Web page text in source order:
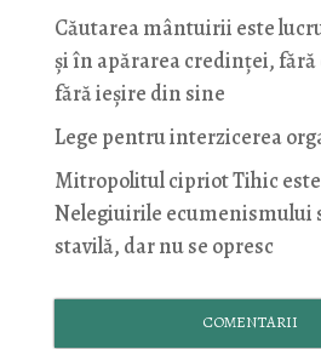
Căutarea mântuirii este
și în apărarea credinței,
fără ieșire din sine
Lege pentru interzicerea
Mitropolitul cipriot Tihic
Nelegiuirile ecumenismului
stavilă, dar nu se opresc
COMENTARII